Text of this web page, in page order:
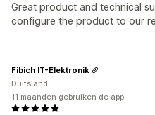
Great product and technical
configure the product to our
Fibich IT-Elektronik
Duitsland
11 maanden gebruiken de app